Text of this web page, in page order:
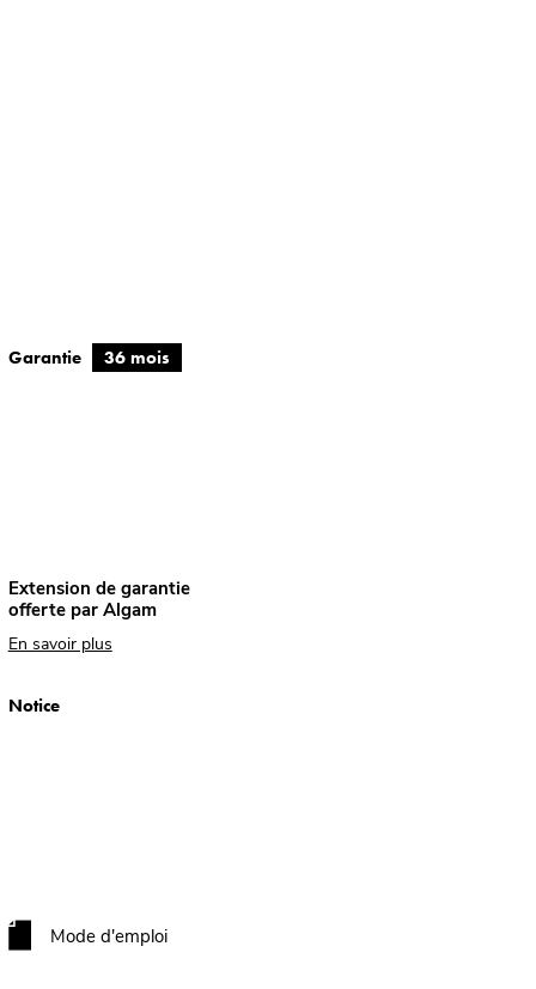
Garantie 36 mois
Extension de garantie
offerte par Algam
En savoir plus
Notice
Mode d'emploi